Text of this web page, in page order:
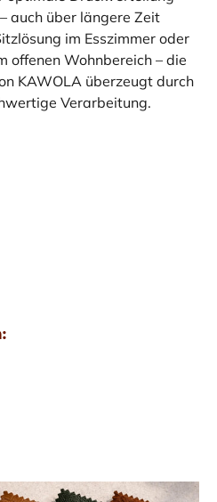
auch über längere Zeit
im Esszimmer oder
offenen Wohnbereich – die
KAWOLA überzeugt durch
Verarbeitung.